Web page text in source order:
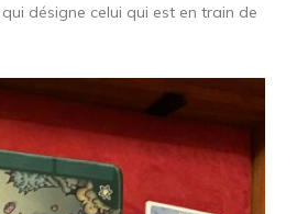
désigne celui qui est en train de